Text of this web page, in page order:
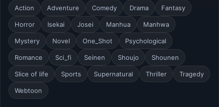
Action Adventure Comedy Drama Fantasy
Horror Isekai Josei Manhua Manhwa
Mystery Novel One_Shot Psychological
Romance Sci_fi Seinen Shoujo Shounen
Slice of life Sports Supernatural Thriller Tragedy
Webtoon